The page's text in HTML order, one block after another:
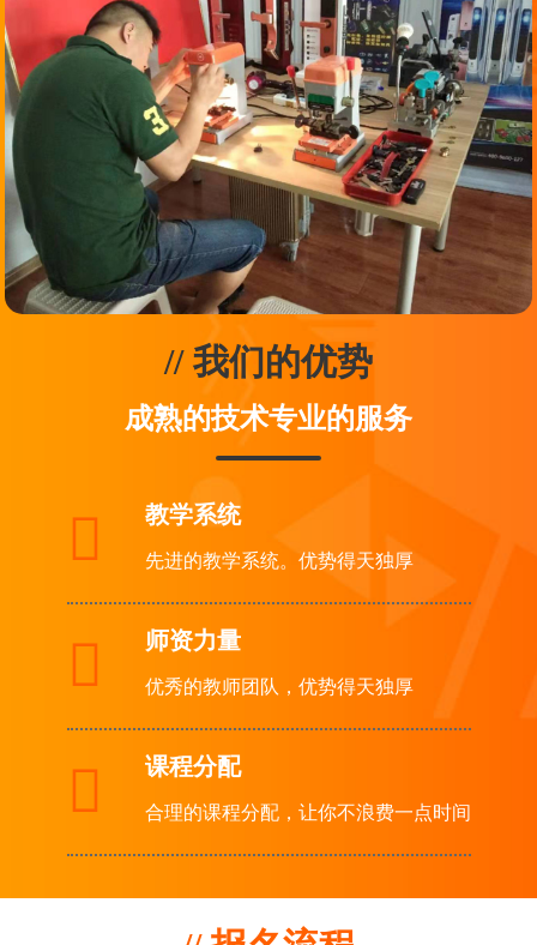
// 我们的优势
成熟的技术专业的服务
 教学系统
先进的教学系统。优势得天独厚
 师资力量
优秀的教师团队，优势得天独厚
 课程分配
合理的课程分配，让你不浪费一点时间